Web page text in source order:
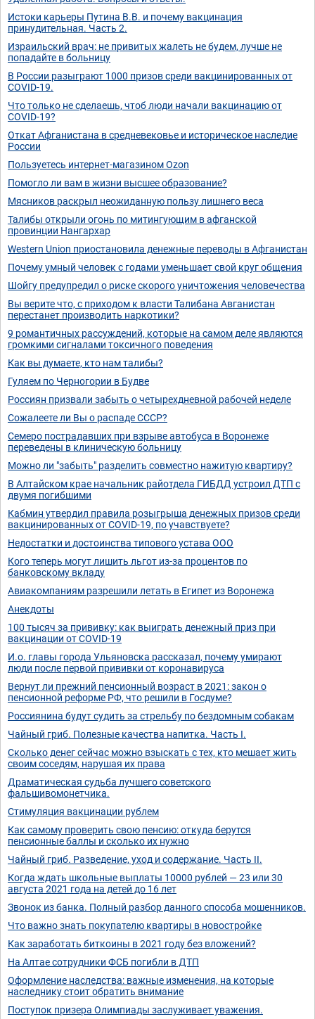
Истоки карьеры Путина В.В. и почему вакцинация
принудительная. Часть 2.
Израильский врач: не привитых жалеть не будем, лучше не
попадайте в больницу
В России разыграют 1000 призов среди вакцинированных от
COVID-19.
Что только не сделаешь, чтоб люди начали вакцинацию от
COVID-19?
Откат Афганистана в средневековье и историческое наследие
России
Пользуетесь интернет-магазином Ozon
Помогло ли вам в жизни высшее образование?
Мясников раскрыл неожиданную пользу лишнего веса
Талибы открыли огонь по митингующим в афганской
провинции Нангархар
Western Union приостановила денежные переводы в Афганистан
Почему умный человек с годами уменьшает свой круг общения
Шойгу предупредил о риске скорого уничтожения человечества
Вы верите что, с приходом к власти Талибана Авганистан
перестанет производить наркотики?
9 романтичных рассуждений, которые на самом деле являются
громкими сигналами токсичного поведения
Как вы думаете, кто нам талибы?
Гуляем по Черногории в Будве
Россиян призвали забыть о четырехдневной рабочей неделе
Сожалеете ли Вы о распаде СССР?
Семеро пострадавших при взрыве автобуса в Воронеже
переведены в клиническую больницу
Можно ли "забыть" разделить совместно нажитую квартиру?
В Алтайском крае начальник райотдела ГИБДД устроил ДТП с
двумя погибшими
Кабмин утвердил правила розыгрыша денежных призов среди
вакцинированных от COVID-19, по учавствуете?
Недостатки и достоинства типового устава ООО
Кого теперь могут лишить льгот из-за процентов по
банковскому вкладу
Авиакомпаниям разрешили летать в Египет из Воронежа
Анекдоты
100 тысяч за прививку: как выиграть денежный приз при
вакцинации от COVID-19
И.о. главы города Ульяновска рассказал, почему умирают
люди после первой прививки от коронавируса
Вернут ли прежний пенсионный возраст в 2021: закон о
пенсионной реформе РФ, что решили в Госдуме?
Россиянина будут судить за стрельбу по бездомным собакам
Чайный гриб. Полезные качества напитка. Часть I.
Сколько денег сейчас можно взыскать с тех, кто мешает жить
своим соседям, нарушая их права
Драматическая судьба лучшего советского
фальшивомонетчика.
Стимуляция вакцинации рублем
Как самому проверить свою пенсию: откуда берутся
пенсионные баллы и сколько их нужно
Чайный гриб. Разведение, уход и содержание. Часть II.
Когда ждать школьные выплаты 10000 рублей — 23 или 30
августа 2021 года на детей до 16 лет
Звонок из банка. Полный разбор данного способа мошенников.
Что важно знать покупателю квартиры в новостройке
Как заработать биткоины в 2021 году без вложений?
На Алтае сотрудники ФСБ погибли в ДТП
Оформление наследства: важные изменения, на которые
наследнику стоит обратить внимание
Поступок призера Олимпиады заслуживает уважения.